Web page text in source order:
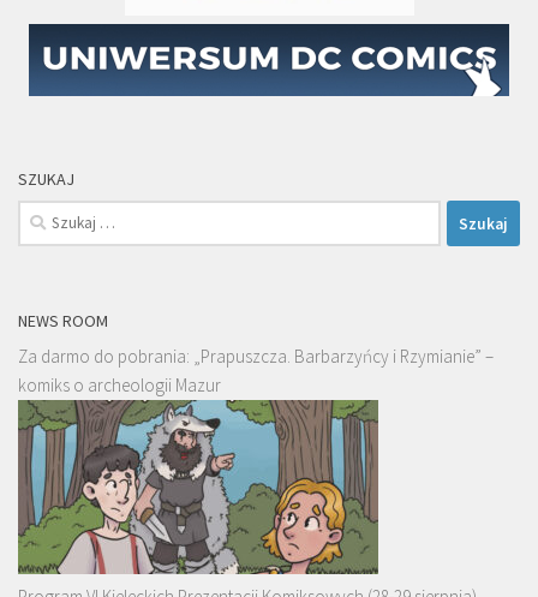
SZUKAJ
Szukaj:
NEWS ROOM
Za darmo do pobrania: „Prapuszcza. Barbarzyńcy i Rzymianie” –
komiks o archeologii Mazur